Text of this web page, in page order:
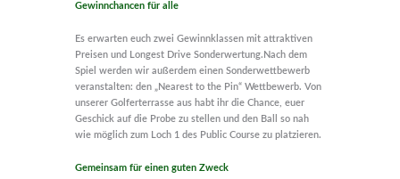
Gewinnchancen für alle
Es erwarten euch zwei Gewinnklassen mit attraktiven
Preisen und Longest Drive Sonderwertung.Nach dem
Spiel werden wir außerdem einen Sonderwettbewerb
veranstalten: den „Nearest to the Pin“ Wettbewerb. Von
unserer Golferterrasse aus habt ihr die Chance, euer
Geschick auf die Probe zu stellen und den Ball so nah
wie möglich zum Loch 1 des Public Course zu platzieren.
Gemeinsam für einen guten Zweck